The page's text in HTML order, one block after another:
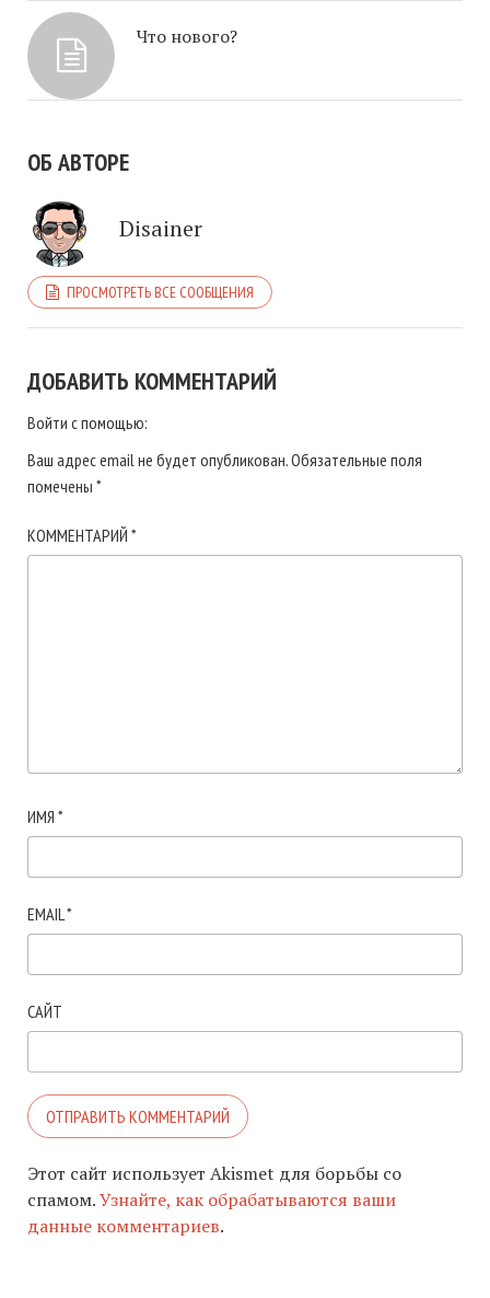
Что нового?
ОБ АВТОРЕ
Disainer
ПРОСМОТРЕТЬ ВСЕ СООБЩЕНИЯ
ДОБАВИТЬ КОММЕНТАРИЙ
Войти с помощью:
Ваш адрес email не будет опубликован.Обязательные поля
помечены *
КОММЕНТАРИЙ *
ИМЯ *
EMAIL*
САЙТ
Этот сайт использует Akismet для борьбы со
спамом.Узнайте, как обрабатываются ваши
данные комментариев.